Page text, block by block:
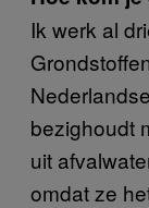
Ik werk al
bezighoudt
uit
omdat ze